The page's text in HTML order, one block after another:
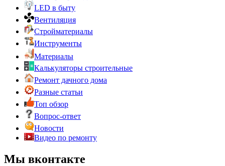
LED в быту
Вентиляция
Стройматериалы
Инструменты
Материалы
Калькуляторы строительные
Ремонт дачного дома
Разные статьи
Топ обзор
Вопрос-ответ
Новости
Видео по ремонту
Мы вконтакте